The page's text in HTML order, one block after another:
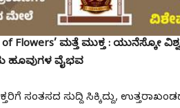
of Flowers’ ಮತ್ತೆ ಮುಕ್ತ : ಯುನೆಸ್ಕೋ
ಹೂವುಗಳ ವೈಭವ
ಸಂತಸದ ಸುದ್ದಿ ಸಿಕ್ಕಿದ್ದು,